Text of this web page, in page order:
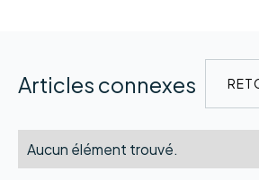
Articles connexes
Aucun élément trouvé.